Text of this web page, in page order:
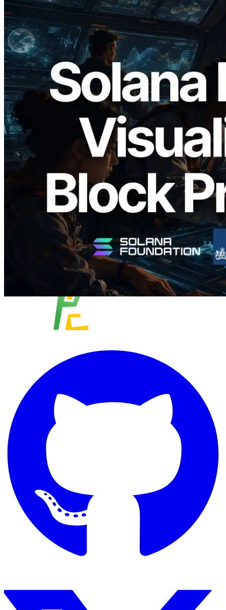
2026.05.24
Validators Solutions lanza el Solana Block
Analyzer — Visualización del tiempo de
producción de bloque por slot y del
Validador asignado
Leer este artículo